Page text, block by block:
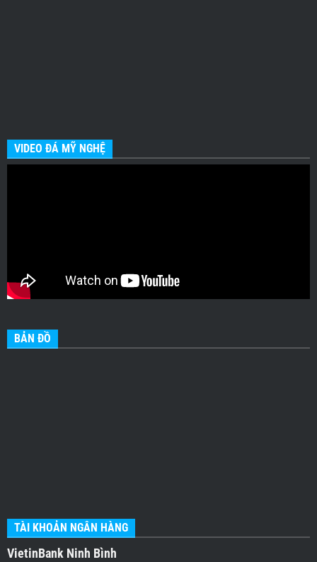
VIDEO ĐÁ MỸ NGHỆ
BẢN ĐỒ
TÀI KHOẢN NGÂN HÀNG
VietinBank Ninh Bình